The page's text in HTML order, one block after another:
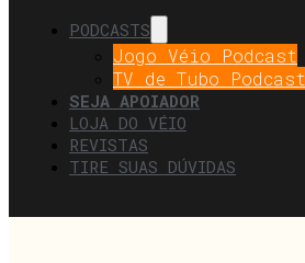
PODCASTS
Jogo Véio Podcast
TV de Tubo Podcast
SEJA APOIADOR
LOJA DO VÉIO
REVISTAS
TIRE SUAS DÚVIDAS